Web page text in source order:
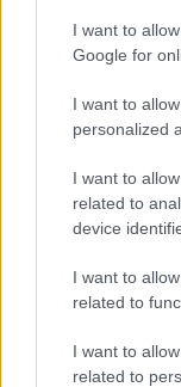
I want to
Google for
I want to
personalized
I want to
related to
device
I want to
related to
I want to
related to
Mostre a Parigi
spazi espositivi
Beatrice Bonaventura ·
LIFESTYLE